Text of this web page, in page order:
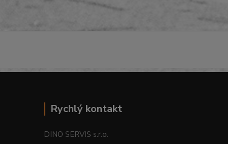
Rychlý kontakt
DINO SERVIS s.r.o.